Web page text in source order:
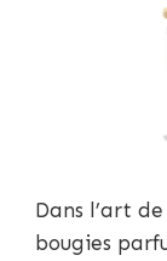
Dans l’art
bougies